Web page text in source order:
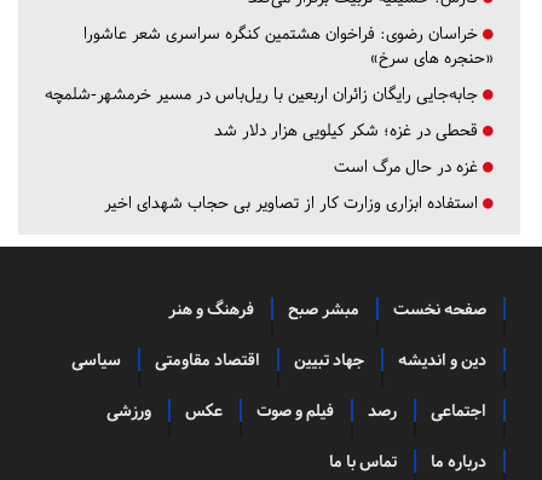
خراسان رضوی: فراخوان هشتمین کنگره سراسری شعر عاشورا
«حنجره های سرخ»
جابه‌جایی رایگان زائران اربعین با ریل‌باس در مسیر خرمشهر-شلمچه
قحطی در غزه؛ شکر کیلویی هزار دلار شد
غزه در حال مرگ است
استفاده ابزاری وزارت کار از تصاویر بی حجاب شهدای اخیر
صفحه نخست مبشر صبح فرهنگ و هنر
دین و اندیشه جهاد تبیین اقتصاد مقاومتی سیاسی
اجتماعی رصد فیلم و صوت عکس ورزشی
درباره ما تماس با ما